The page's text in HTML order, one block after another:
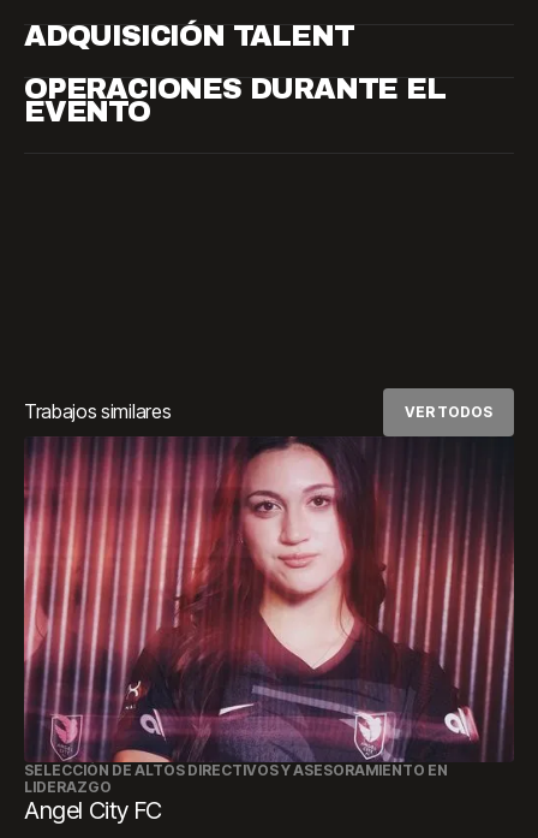
ADQUISICIÓN TALENT
OPERACIONES DURANTE EL
EVENTO
Trabajos similares VER TODOS
SELECCIÓN DE ALTOS DIRECTIVOS Y ASESORAMIENTO EN
LIDERAZGO
Angel City FC